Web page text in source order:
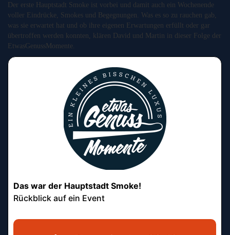
Der erste Hauptstadt Smoke ist vorbei und damit auch ein Wochenende
voller Eindrücke, Smokes und Begegnungen. Was es so zu rauchen gab,
was sie erwartet hat und ob ihre eigenen Erwartungen erfüllt oder gar
übertroffen werden konnten, klären David und Martin in dieser Folge der
EtwasGenussMomente.